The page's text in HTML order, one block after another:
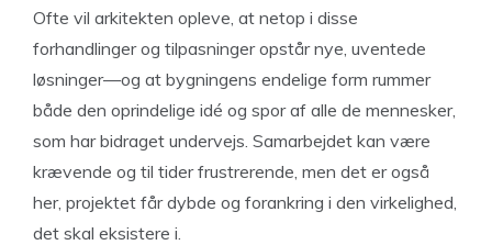
Ofte vil arkitekten opleve, at netop i disse
forhandlinger og tilpasninger opstår nye, uventede
løsninger—og at bygningens endelige form rummer
både den oprindelige idé og spor af alle de mennesker,
som har bidraget undervejs. Samarbejdet kan være
krævende og til tider frustrerende, men det er også
her, projektet får dybde og forankring i den virkelighed,
det skal eksistere i.